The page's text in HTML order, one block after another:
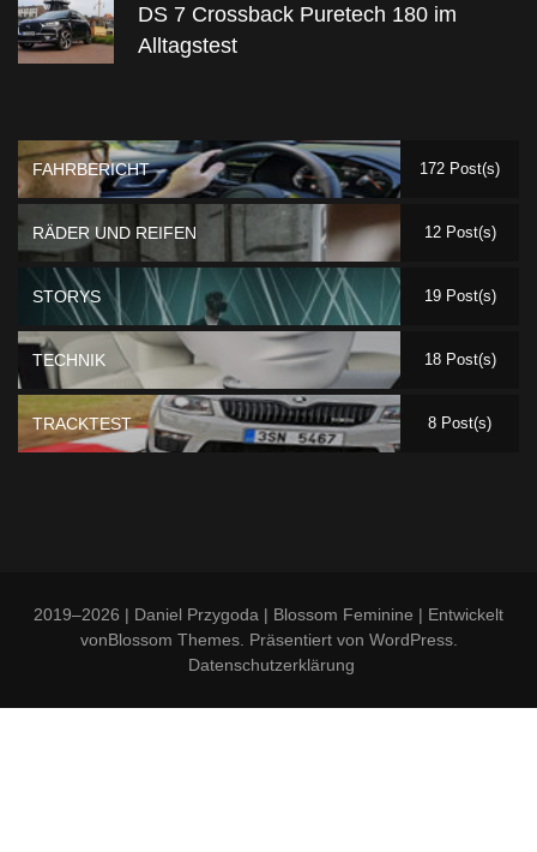
DS 7 Crossback Puretech 180 im
Alltagstest
FAHRBERICHT 172 Post(s)
RÄDER UND REIFEN 12 Post(s)
STORYS 19 Post(s)
TECHNIK 18 Post(s)
TRACKTEST 8 Post(s)
2019–2026 | Daniel Przygoda | Blossom Feminine | Entwickelt
vonBlossom Themes. Präsentiert von WordPress.
Datenschutzerklärung